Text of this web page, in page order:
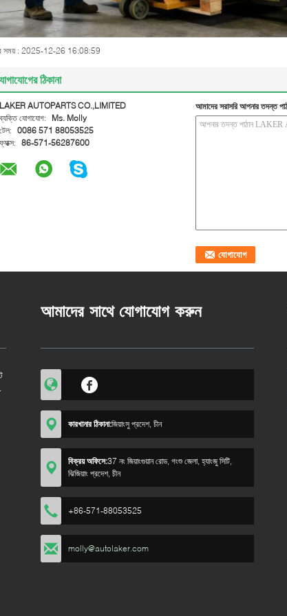
সময় : 2025-12-26 16:08:59
ঠিকানা
LAKER AUTOPARTS CO.,LIMITED
ব্যক্তি যোগাযোগ:
Ms. Molly
টেল: 0086 571 88053525
ফ্যাক্স: 86-571-56287600
আমাদের সরাসরি আপনার তদন্ত
আমাদের সাথে যোগাযোগ করুন
কারখানার ঠিকানা:জিয়াংসু প্রদেশ, চীন
বিক্রয় অফিসে:37 নং জিয়াংগুয়ান রোড, গংশু জেলা, হ্যাংজু সিটি,
ঝিজিয়াং প্রদেশ, চীন
+86-571-88053525
molly@autolaker.com